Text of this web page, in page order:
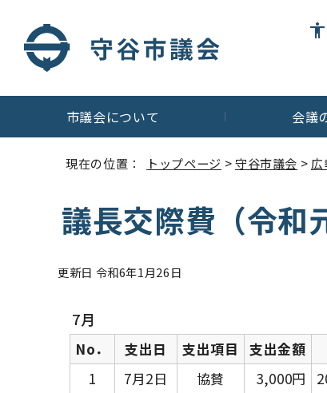
市議会について 会議
現在の位置： トップページ >守谷市議会 >
議長交際費（令和
更新日 令和6年1月26日
7月
No． 支出日 支出項目 支出金額
1
7月2日 協賛 3,000円